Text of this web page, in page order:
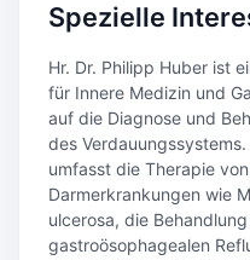
Spezielle
Hr. Dr. Philipp Huber ist
für Innere Medizin und
auf die Diagnose und
des
umfasst die Therapie
Darmerkrankungen wie
ulcerosa, die
gastroösophagealen